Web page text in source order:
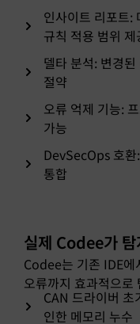
인사이트 리포트:
규칙 적용 범위 제
델타 분석: 변경
절약
오류 억제 기능:
가능
DevSecOps 호환
통합
실제 Codee가 탐
Codee는 기존 IDE에
오류까지 효과적으로
CAN 드라이버 초
인한 메모리 누수